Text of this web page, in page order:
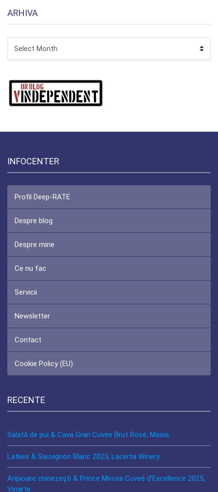
ARHIVA
INFOCENTER
Profil Deep-RATE
Despre blog
Despre mine
Ce nu fac
Servicii
Newsletter
Contact
Cookie Policy (EU)
RECENTE
Salată de pui & Cava Gran Cuvée Brut Rosé, Masia
Latkes & Sauvignon Blanc 2025, Lacerta Winery
Aripioare chinezeşti & Prince Mircea Cuveé d’Excellence 2025,
Vinarte